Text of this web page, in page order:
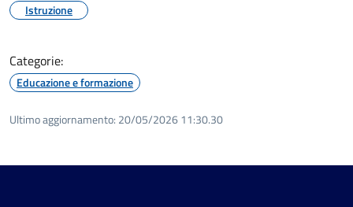
Istruzione
Categorie:
Educazione e formazione
Ultimo aggiornamento: 20/05/2026 11:30.30